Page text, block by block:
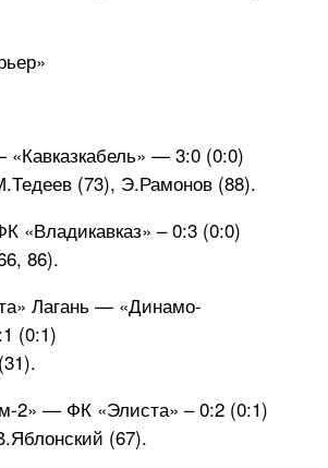
— 3:0 (0:0)
(73), Э.Рамонов (88).
«Владикавказ» – 0:3 (0:0)
86).
Лагань — «Динамо-
(0:1)
2» — ФК «Элиста» – 0:2 (0:1)
(67).